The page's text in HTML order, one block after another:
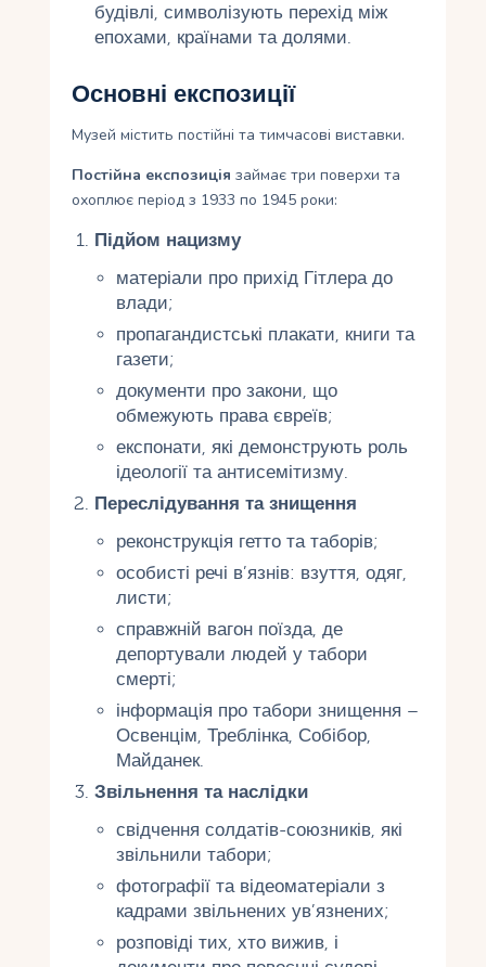
будівлі, символізують перехід між
епохами, країнами та долями.
Основні експозиції
Музей містить постійні та тимчасові виставки.
Постійна експозиція займає три поверхи та
охоплює період з 1933 по 1945 роки:
Підйом нацизму
матеріали про прихід Гітлера до
влади;
пропагандистські плакати, книги та
газети;
документи про закони, що
обмежують права євреїв;
експонати, які демонструють роль
ідеології та антисемітизму.
Переслідування та знищення
реконструкція гетто та таборів;
особисті речі в’язнів: взуття, одяг,
листи;
справжній вагон поїзда, де
депортували людей у ​​табори
смерті;
інформація про табори знищення –
Освенцім, Треблінка, Собібор,
Майданек.
Звільнення та наслідки
свідчення солдатів-союзників, які
звільнили табори;
фотографії та відеоматеріали з
кадрами звільнених ув’язнених;
розповіді тих, хто вижив, і